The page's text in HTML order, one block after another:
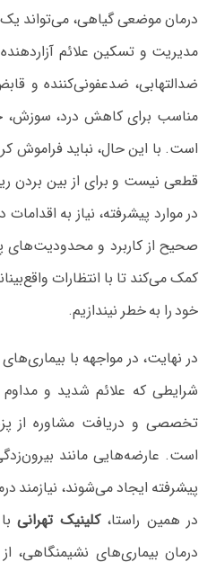
درمان موضعی گیاهی، می‌تواند یک
مدیریت و تسکین علائم
ضدالتهابی، ضدعفونی‌کننده و
مناسب برای کاهش درد، سوزش،
است. با این حال، نباید فراموش
قطعی نیست و برای از بین بردن
در موارد پیشرفته، نیاز به
صحیح از کاربرد و محدودیت‌های
کمک می‌کند تا با انتظارات
خود را به خطر نیندازیم.
در نهایت، در مواجهه با
شرایطی که علائم شدید و
تخصصی و دریافت مشاوره از
است. عارضه‌هایی مانند
پیشرفته ایجاد می‌شوند،
در همین راستا،کلینیک تهرانی
درمان بیماری‌های نشیمنگاهی،